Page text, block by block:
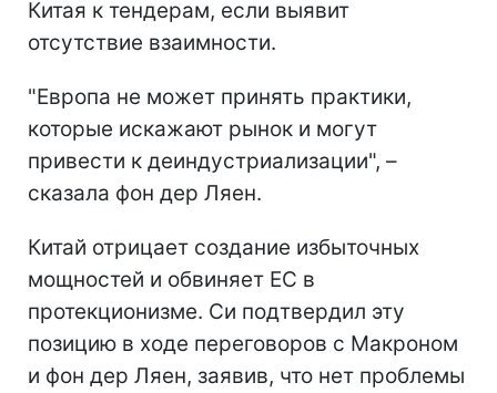
Китая к тендерам, если выявит
отсутствие взаимности.
"Европа не может принять практики,
которые искажают рынок и могут
привести к деиндустриализации", –
сказала фон дер Ляен.
Китай отрицает создание избыточных
мощностей и обвиняет ЕС в
протекционизме. Си подтвердил эту
позицию в ходе переговоров с Макроном
и фон дер Ляен, заявив, что нет проблемы